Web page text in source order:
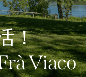
！
Viaco